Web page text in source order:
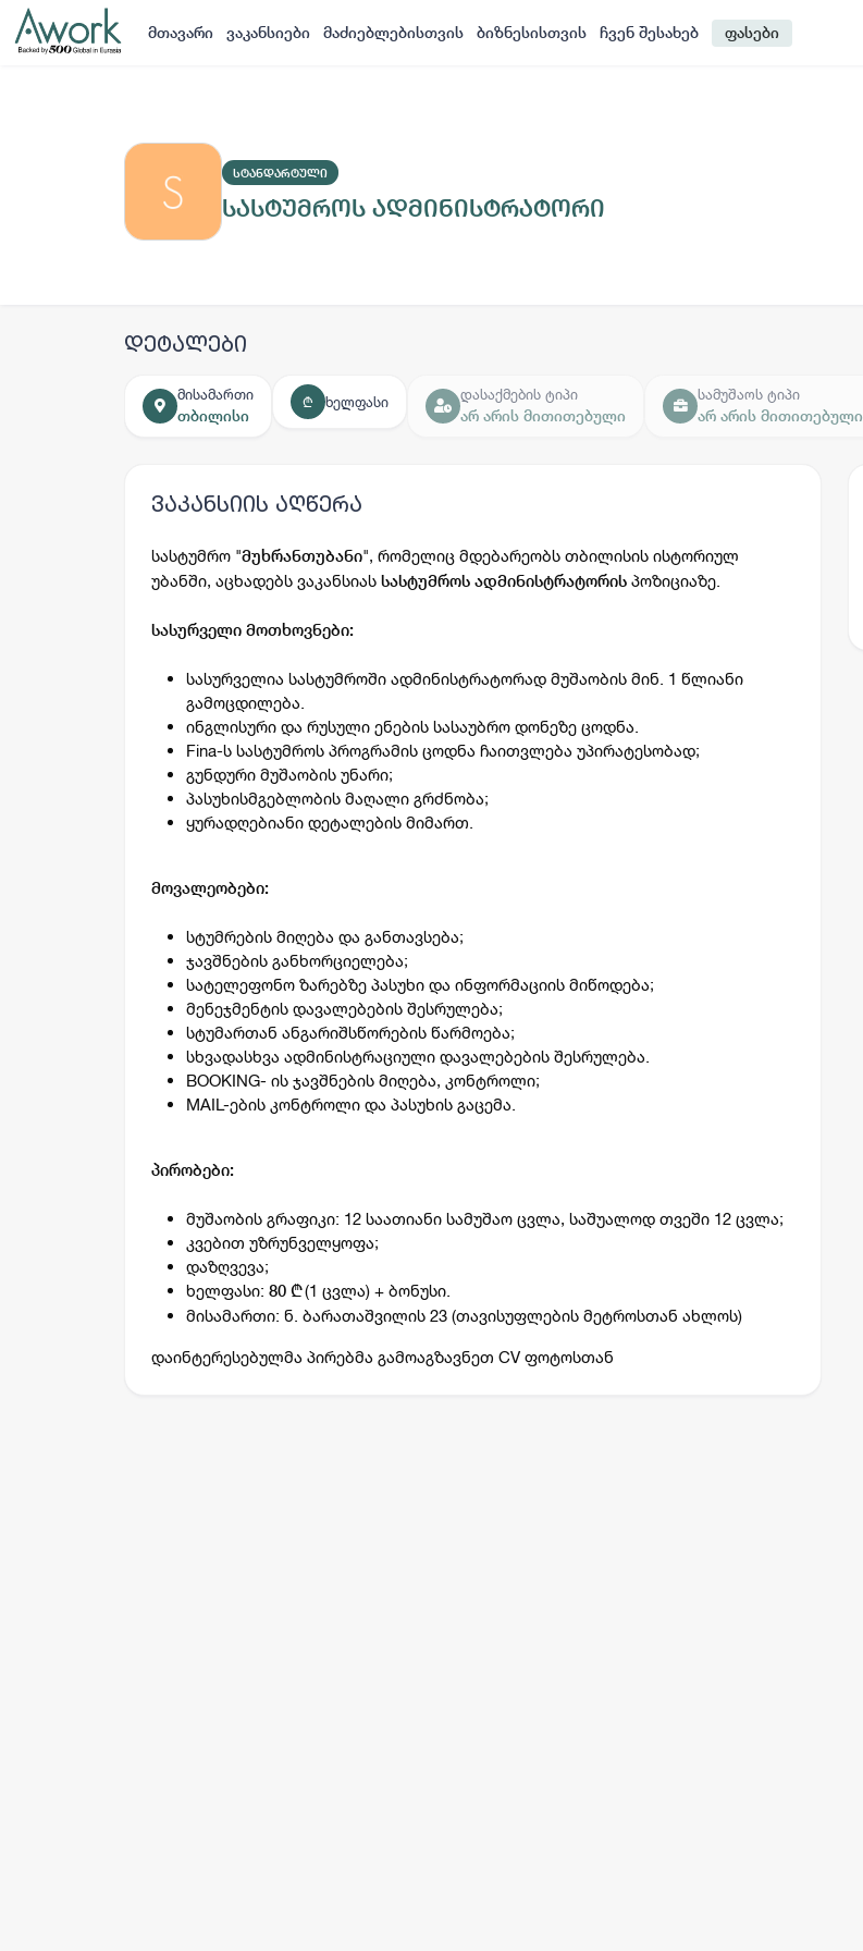
მთავარი ვაკანსიები მაძიებლებისთვის ბიზნესისთვის ჩვენ შესახებ ფასები
ᲡᲢᲐᲜᲓᲐᲠᲢᲣᲚᲘ
სასტუმროს ადმინისტრატორი
დეტალები
მისამართი
თბილისი
₾ ხელფასი
დასაქმების ტიპი
არ არის მითითებული
სამუშაოს ტიპი
არ არის მითითებული
ვაკანსიის აღწერა
სასტუმრო "მუხრანთუბანი", რომელიც მდებარეობს თბილისის ისტორიულ
უბანში, აცხადებს ვაკანსიას სასტუმროს ადმინისტრატორის პოზიციაზე.
სასურველი მოთხოვნები:
სასურველია სასტუმროში ადმინისტრატორად მუშაობის მინ. 1 წლიანი
გამოცდილება.
ინგლისური და რუსული ენების სასაუბრო დონეზე ცოდნა.
Fina-ს სასტუმროს პროგრამის ცოდნა ჩაითვლება უპირატესობად;
გუნდური მუშაობის უნარი;
პასუხისმგებლობის მაღალი გრძნობა;
ყურადღებიანი დეტალების მიმართ.
მოვალეობები:
სტუმრების მიღება და განთავსება;
ჯავშნების განხორციელება;
სატელეფონო ზარებზე პასუხი და ინფორმაციის მიწოდება;
მენეჯმენტის დავალებების შესრულება;
სტუმართან ანგარიშსწორების წარმოება;
სხვადასხვა ადმინისტრაციული დავალებების შესრულება.
BOOKING- ის ჯავშნების მიღება, კონტროლი;
MAIL-ების კონტროლი და პასუხის გაცემა.
პირობები:
მუშაობის გრაფიკი: 12 საათიანი სამუშაო ცვლა, საშუალოდ თვეში 12 ცვლა;
კვებით უზრუნველყოფა;
დაზღვევა;
ხელფასი: 80 ₾(1 ცვლა) + ბონუსი.
მისამართი: ნ. ბარათაშვილის 23 (თავისუფლების მეტროსთან ახლოს)
დაინტერესებულმა პირებმა გამოაგზავნეთ CV ფოტოსთან